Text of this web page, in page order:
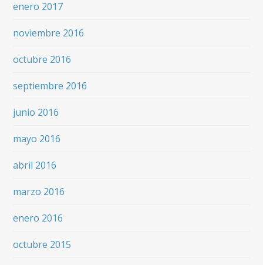
enero 2017
noviembre 2016
octubre 2016
septiembre 2016
junio 2016
mayo 2016
abril 2016
marzo 2016
enero 2016
octubre 2015